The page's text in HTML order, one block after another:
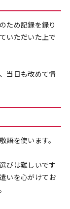
ため記録を録り
いただいた上で
当日も改めて情
語を使います。
びは難しいです
いを心がけてお